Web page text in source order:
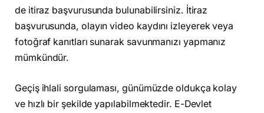
de itiraz başvurusunda bulunabilirsiniz. İtiraz
başvurusunda, olayın video kaydını izleyerek veya
fotoğraf kanıtları sunarak savunmanızı yapmanız
mümkündür.
Geçiş ihlali sorgulaması, günümüzde oldukça kolay
ve hızlı bir şekilde yapılabilmektedir. E-Devlet